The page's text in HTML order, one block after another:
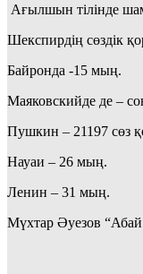
Ағылшын тілінде
Шекспирдің сөздік
Байронда -15 мың.
Маяковскийде де –
Пушкин – 21197 сөз
Науаи – 26 мың.
Ленин – 31 мың.
Мүхтар Әуезов